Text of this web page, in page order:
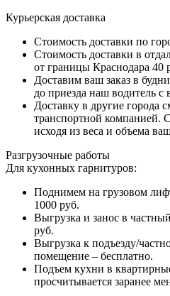
Курьерская доставка
Стоимость доставки по
Стоимость доставки в
от границы Краснодара 40
Доставим ваш заказ в
до приезда наш водитель с
Доставку в другие города
транспортной компанией.
исходя из веса и объема
Разгрузочные работы
Для кухонных гарнитуров:
Поднимем на грузовом
1000 руб.
Выгрузка и занос в
руб.
Выгрузка к подъезду/
помещение – бесплатно.
Подъем кухни в
просчитывается заранее